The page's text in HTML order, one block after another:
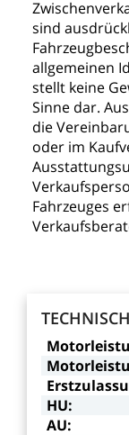
sind
allgemeinen
stellt keine
Sinne dar.
die
oder im
Fahrzeuges
HU:
AU: